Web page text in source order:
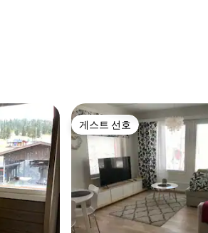
게스트 선호
게스트 선호